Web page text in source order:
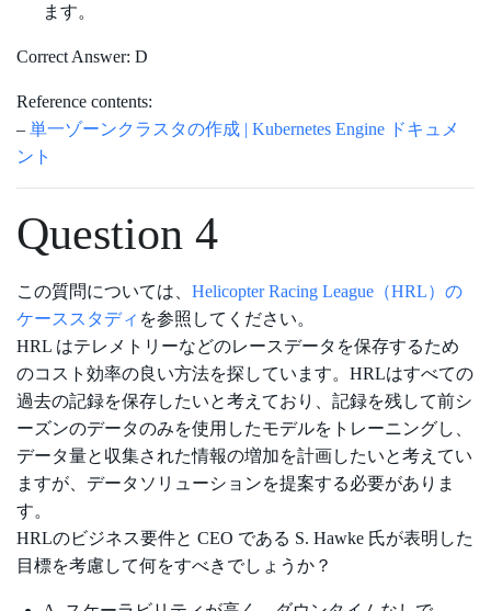
ます。
Correct Answer: D
Reference contents:
– 単一ゾーンクラスタの作成 | Kubernetes Engine ドキュメ
ント
Question 4
この質問については、 Helicopter Racing League（HRL）の
ケーススタディ を参照してください。
HRL はテレメトリーなどのレースデータを保存するため
のコスト効率の良い方法を探しています。HRLはすべての
過去の記録を保存したいと考えており、記録を残して前シ
ーズンのデータのみを使用したモデルをトレーニングし、
データ量と収集された情報の増加を計画したいと考えてい
ますが、データソリューションを提案する必要がありま
す。
HRLのビジネス要件と CEO である S. Hawke 氏が表明した
目標を考慮して何をすべきでしょうか？